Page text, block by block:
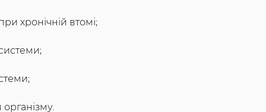
хронічній втомі;